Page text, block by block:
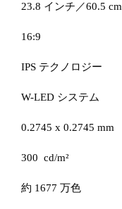
23.8 インチ／60.5 cm
16:9
IPS テクノロジー
W-LED システム
0.2745 x 0.2745 mm
300 cd/m²
約 1677 万色